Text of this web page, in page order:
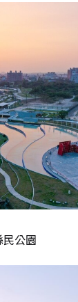
公園